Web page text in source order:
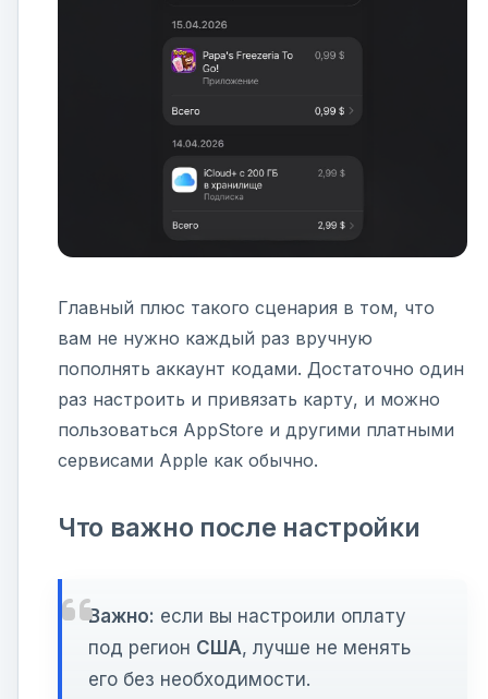
Главный плюс такого сценария в том, что
вам не нужно каждый раз вручную
пополнять аккаунт кодами. Достаточно один
раз настроить и привязать карту, и можно
пользоваться AppStore и другими платными
сервисами Apple как обычно.
Что важно после настройки
Важно: если вы настроили оплату
под регион США, лучше не менять
его без необходимости.